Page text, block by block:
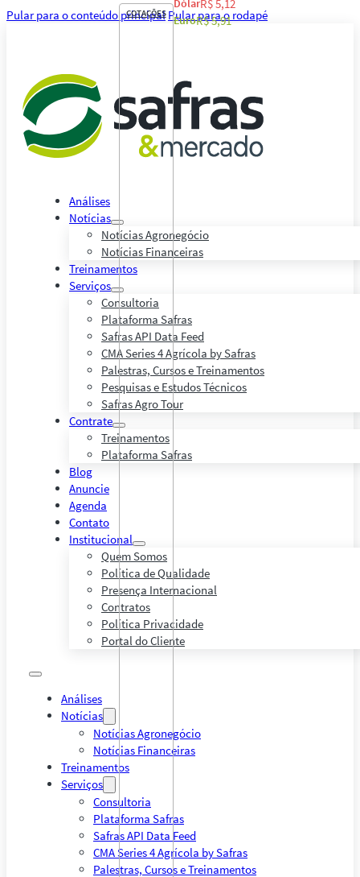
Pular para o conteúdo principal Pular para o rodapé
Análises
Notícias
Notícias Agronegócio
Notícias Financeiras
Treinamentos
Serviços
Consultoria
Plataforma Safras
Safras API Data Feed
CMA Series 4 Agrícola by Safras
Palestras, Cursos e Treinamentos
Pesquisas e Estudos Técnicos
Safras Agro Tour
Contrate
Treinamentos
Plataforma Safras
Blog
Anuncie
Agenda
Contato
Institucional
Quem Somos
Política de Qualidade
Presença Internacional
Contratos
Política Privacidade
Portal do Cliente
Análises
Notícias
Notícias Agronegócio
Notícias Financeiras
Treinamentos
Serviços
Consultoria
Plataforma Safras
Safras API Data Feed
CMA Series 4 Agrícola by Safras
Palestras, Cursos e Treinamentos
COTAÇÕES
DólarR$ 5,12
EuroR$ 5,91